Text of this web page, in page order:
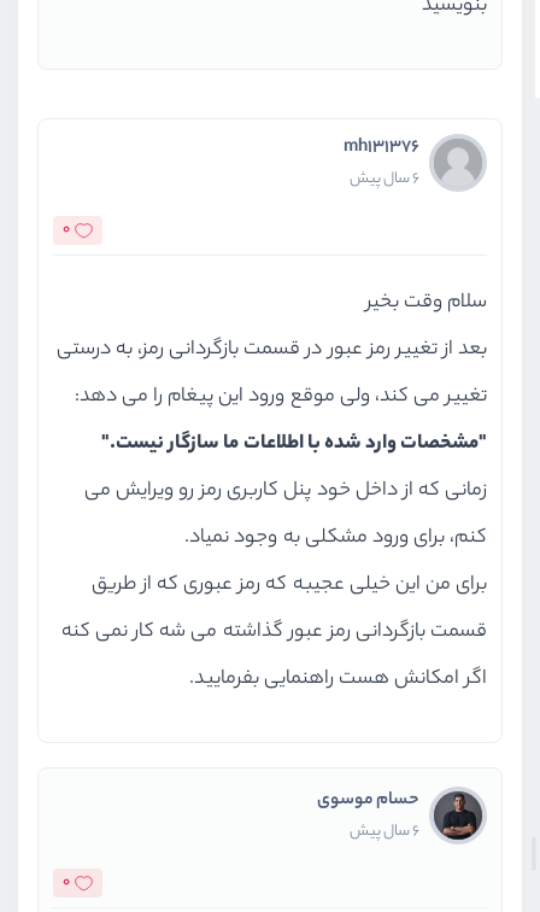
بنویسید
mh131376
6 سال پیش
0
سلام وقت بخیر
بعد از تغییر رمز عبور در قسمت بازگردانی رمز، به درستی
تغییر می کند، ولی موقع ورود این پیغام را می دهد:
"مشخصات وارد شده با اطلاعات ما سازگار نیست."
زمانی که از داخل خود پنل کاربری رمز رو ویرایش می
کنم، برای ورود مشکلی به وجود نمیاد.
برای من این خیلی عجیبه که رمز عبوری که از طریق
قسمت بازگردانی رمز عبور گذاشته می شه کار نمی کنه
اگر امکانش هست راهنمایی بفرمایید.
حسام موسوی
6 سال پیش
0